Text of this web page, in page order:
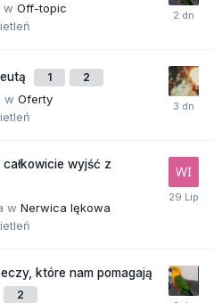
w Off-topic
1 2
w Oferty
całkowicie wyjść z
w Nerwica lękowa
które nam pomagają
2